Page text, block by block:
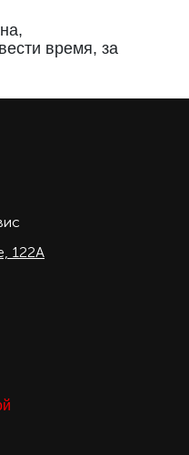
время, за
122А